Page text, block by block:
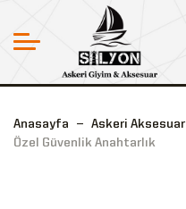
Anasayfa Askeri Aksesuar
Özel Güvenlik Anahtarlık